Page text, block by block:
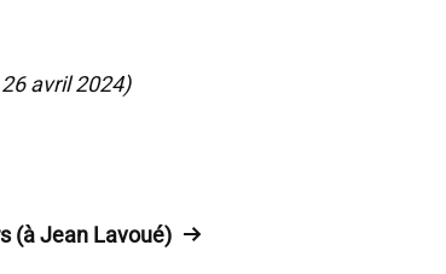
avril 2024)
(à Jean Lavoué)